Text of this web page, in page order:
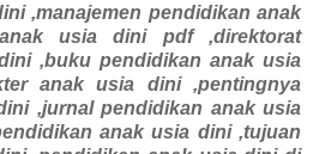
,manajemen pendidikan anak
usia dini pdf ,direktorat
,buku pendidikan anak usia
anak usia dini ,pentingnya
,jurnal pendidikan anak usia
anak usia dini ,tujuan